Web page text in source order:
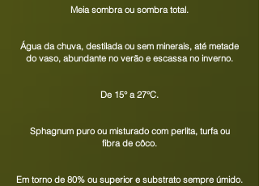
Meia sombra ou sombra total.
Água da chuva, destilada ou sem minerais, até metade
do vaso, abundante no verão e escassa no inverno.
De 15° a 27°C.
Sphagnum puro ou misturado com perlita, turfa ou
fibra de côco.
Em torno de 80% ou superior e substrato sempre úmido.